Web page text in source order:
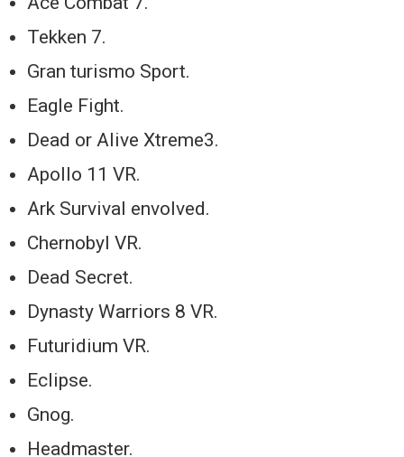
Tekken 7.
Gran turismo Sport.
Eagle Fight.
Dead or Alive Xtreme3.
Apollo 11 VR.
Ark Survival envolved.
Chernobyl VR.
Dead Secret.
Dynasty Warriors 8 VR.
Futuridium VR.
Eclipse.
Gnog.
Headmaster.